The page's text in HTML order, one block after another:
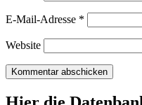
E-Mail-Adresse *
Website